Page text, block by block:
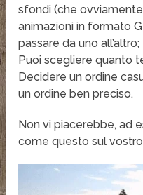
sfondi (che
animazioni in formato
passare da uno all’altro;
Puoi scegliere quanto
Decidere un ordine
un ordine ben preciso.
Non vi piacerebbe, ad
come questo sul